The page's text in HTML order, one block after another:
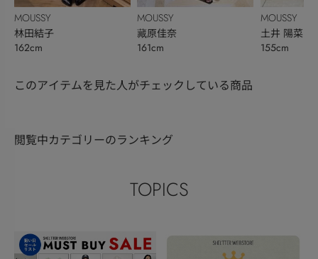
MOUSSY
林田結子
162cm
MOUSSY
藏原佳奈
161cm
MOUSSY
土井 陽菜
155cm
このアイテムを見た人がチェックしている商品
閲覧中カテゴリーのランキング
TOPICS